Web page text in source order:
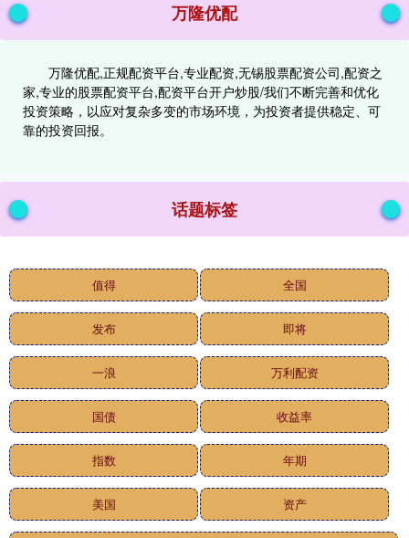
万隆优配
万隆优配,正规配资平台,专业配资,无锡股票配资公司,配资之
家,专业的股票配资平台,配资平台开户炒股/我们不断完善和优化
投资策略，以应对复杂多变的市场环境，为投资者提供稳定、可
靠的投资回报。
话题标签
值得 全国
发布 即将
一浪 万利配资
国债 收益率
指数 年期
美国 资产